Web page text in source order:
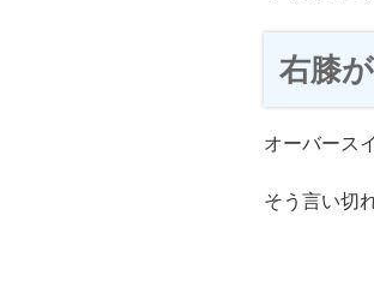
右膝
オーバース
そう言い切